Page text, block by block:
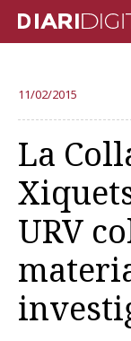
INVESTIGACIÓN
DOCENCIA
INSTITUCIÓN
VIDA EN EL
COMUNIDAD
REPORTAJES
Ámbitos
11/02/2015
La
URV